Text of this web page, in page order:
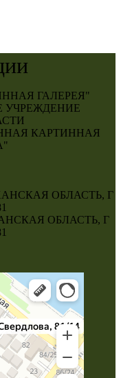
ГАЛЕРЕЯ"
УЧРЕЖДЕНИЕ
КАРТИННАЯ
ОБЛАСТЬ, Г
ОБЛАСТЬ, Г